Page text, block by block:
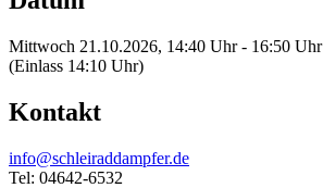
Mittwoch 21.10.2026, 14:40 Uhr - 16:50 Uhr
(Einlass 14:10 Uhr)
Kontakt
info@schleiraddampfer.de
Tel: 04642-6532